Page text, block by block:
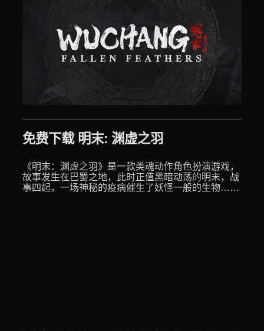
免费下载 明末: 渊虚之羽
《明末：渊虚之羽》是一款类魂动作角色扮演游戏，
故事发生在巴蜀之地，此时正值黑暗动荡的明末，战
事四起，一场神秘的疫病催生了妖怪一般的生物……